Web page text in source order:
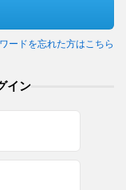
ードを忘れた方はこちら
イン